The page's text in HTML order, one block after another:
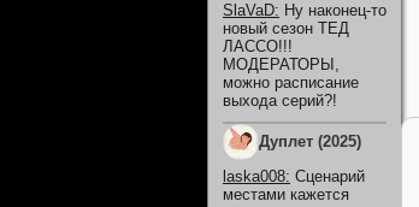
SlaVaD: Ну наконец-то
новый сезон ТЕД
ЛАССО!!!
МОДЕРАТОРЫ,
можно расписание
выхода серий?!
Дуплет (2025)
laska008: Сценарий
местами кажется